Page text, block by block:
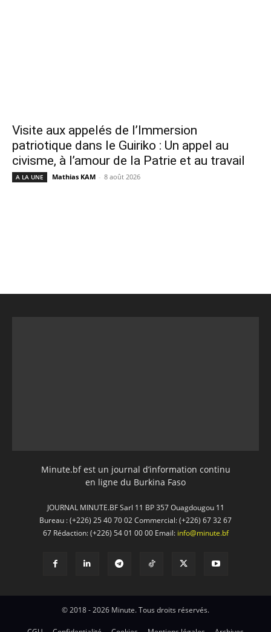
Visite aux appelés de l’Immersion
patriotique dans le Guiriko : Un appel au
civisme, à l’amour de la Patrie et au travail
A LA UNE Mathias KAM - 8 août 2026
Minute.bf est un journal d’information continu
en ligne du Burkina Faso
JOURNAL MINUTE.BF Sarl 11 BP 357 Ouagdougou 11
Bureau : (+226) 25 40 70 02 Commercial: (+226) 67 32 67
67 Rédaction: (+226) 54 01 00 00 Email: info@minute.bf
© 2018 - 2026 Minute. Tous droits réservés.